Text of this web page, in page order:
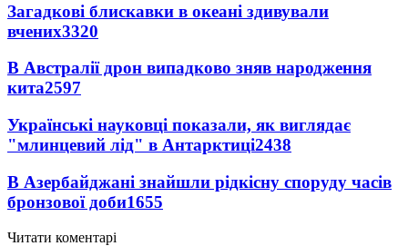
Загадкові блискавки в океані здивували
вчених3320
В Австралії дрон випадково зняв народження
кита2597
Українські науковці показали, як виглядає
"млинцевий лід" в Антарктиці2438
В Азербайджані знайшли рідкісну споруду часів
бронзової доби1655
Читати коментарі